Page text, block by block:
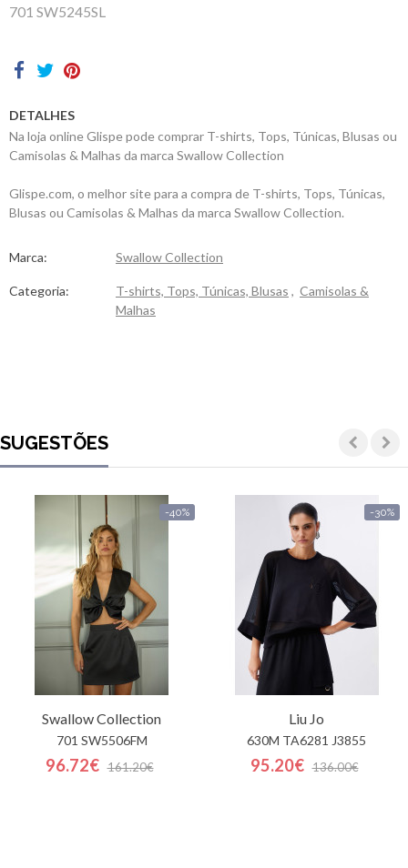
701 SW5245SL
DETALHES
Na loja online Glispe pode comprar T-shirts, Tops, Túnicas, Blusas ou
Camisolas & Malhas da marca Swallow Collection
Glispe.com, o melhor site para a compra de T-shirts, Tops, Túnicas,
Blusas ou Camisolas & Malhas da marca Swallow Collection.
Marca: Swallow Collection
Categoria: T-shirts, Tops, Túnicas, Blusas , Camisolas &
Malhas
SUGESTÕES
-40%
Swallow Collection
701 SW5506FM
96.72€ 161.20€
-30%
Liu Jo
630M TA6281 J3855
95.20€ 136.00€